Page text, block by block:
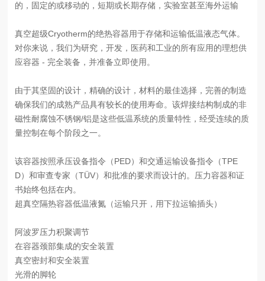
的，固定的或移动的，短期或长期存储，实验室甚至海外运输
真空超级Cryotherm的绝热容器用于存储和运输低温液态气体。
对你来说，我们为研究，开发，医药和工业的所有应用的理想供
应容器 - 完全装备，并准备立即使用。
由于其坚固的设计，精确的设计，材料的最佳选择，完善的制造
确保我们的成熟产品具有较长的使用寿命。该焊接结构制成的非
磁性耐腐蚀不锈钢/铝是这些低温系统的质量特性，经受连续的质
量控制在每个阶段之一。
该容器按照承压设备指令（PED）和交通运输设备指令（TPE
D）和审查专家（TÜV）和批准的要求而设计的。压力容器和证
书始终包括在内。
超真空隔热容器低温液氮（运输只开，用下拉运输插头）
阿波罗压力积聚调节
在容器颈部集成的安全装置
真空密封和安全装置
光滑的脚轮